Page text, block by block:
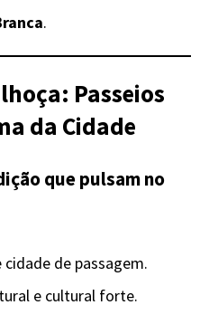
.
: Passeios
da Cidade
que pulsam no
de passagem.
e cultural forte.